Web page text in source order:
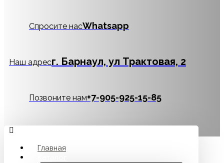
Спросите насWhatsapp
Наш адресг. Барнаул, ул Трактовая, 2
Позвоните нам‪+7-905-925-15-85
Главная